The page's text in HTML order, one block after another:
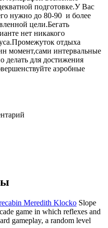
подготовке.У Вас
нужно до 80-90 и более
цели.Бегать
нет никакого
отдыха
момент,сами интервальные
делать для достижения
аэробные
Meredith Klocko Slope
game in which reflexes and
gameplay, a random level